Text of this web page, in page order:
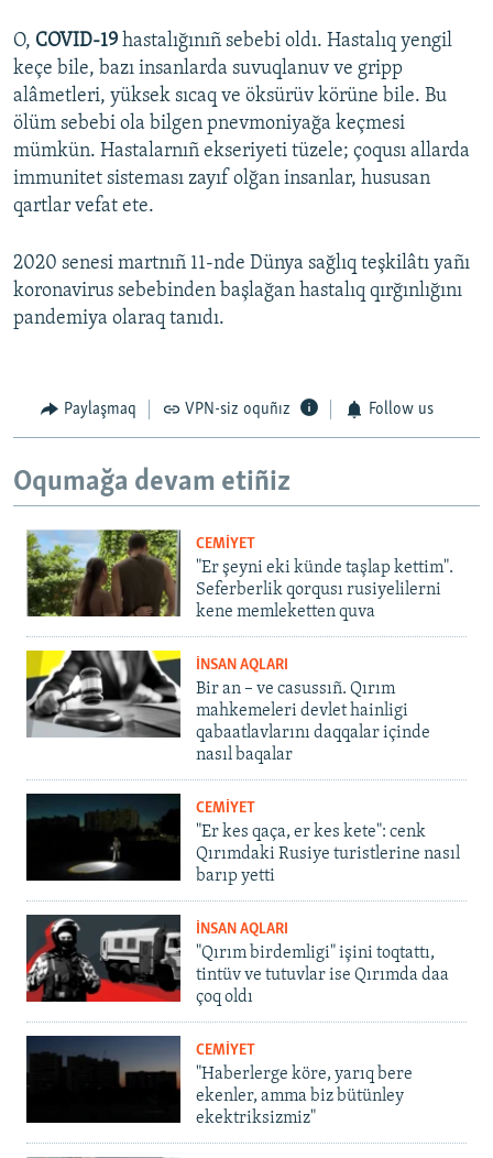
O, COVID-19 hastalığınıñ sebebi oldı. Hastalıq yengil
keçe bile, bazı insanlarda suvuqlanuv ve gripp
alâmetleri, yüksek sıcaq ve öksürüv körüne bile. Bu
ölüm sebebi ola bilgen pnevmoniyağa keçmesi
mümkün. Hastalarnıñ ekseriyeti tüzele; çoqusı allarda
immunitet sisteması zayıf olğan insanlar, hususan
qartlar vefat ete.
2020 senesi martnıñ 11-nde Dünya sağlıq teşkilâtı yañı
koronavirus sebebinden başlağan hastalıq qırğınlığını
pandemiya olaraq tanıdı.
Paylaşmaq VPN-siz oquñız Follow us
Oqumağa devam etiñiz
CEMİYET
"Er şeyni eki künde taşlap kettim".
Seferberlik qorqusı rusiyelilerni
kene memleketten quva
İNSAN AQLARI
Bir an – ve casussıñ. Qırım
mahkemeleri devlet hainligi
qabaatlavlarını daqqalar içinde
nasıl baqalar
CEMİYET
"Er kes qaça, er kes kete": cenk
Qırımdaki Rusiye turistlerine nasıl
barıp yetti
İNSAN AQLARI
"Qırım birdemligi" işini toqtattı,
tintüv ve tutuvlar ise Qırımda daa
çoq oldı
CEMİYET
"Haberlerge köre, yarıq bere
ekenler, amma biz bütünley
ekektriksizmiz"